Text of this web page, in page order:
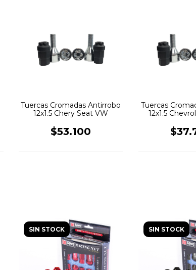
Tuercas Cromadas Antirrobo
12x1.5 Chery Seat VW
$53.100
Tuercas
12x1.5
SIN STOCK SIN STOCK